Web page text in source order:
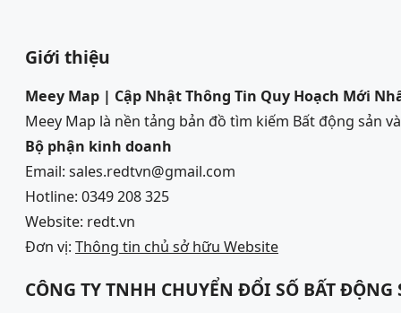
Giới thiệu
Meey Map | Cập Nhật Thông Tin Quy Hoạch Mới
Meey Map là nền tảng bản đồ tìm kiếm Bất động sản
Bộ phận kinh doanh
Email: sales.redtvn@gmail.com
Hotline: 0349 208 325
Website: redt.vn
Đơn vị: Thông tin chủ sở hữu Website
CÔNG TY TNHH CHUYỂN ĐỔI SỐ BẤT ĐỘNG